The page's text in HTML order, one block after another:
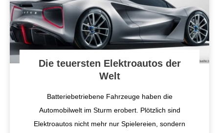
Die teuersten Elektroautos der
Welt
Batteriebetriebene Fahrzeuge haben die
Automobilwelt im Sturm erobert. Plötzlich sind
Elektroautos nicht mehr nur Spielereien, sondern